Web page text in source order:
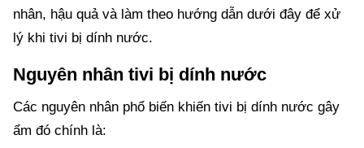
nhân, hậu quả và làm theo hướng dẫn dưới đây để xử
lý khi tivi bị dính nước.
Nguyên nhân tivi bị dính nước
Các nguyên nhân phổ biến khiến tivi bị dính nước gây
ẩm đó chính là: